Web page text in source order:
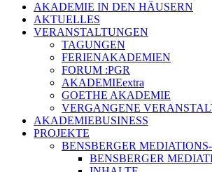
AKADEMIE IN DEN HÄUSERN
AKTUELLES
VERANSTALTUNGEN
TAGUNGEN
FERIENAKADEMIEN
FORUM :PGR
AKADEMIEextra
GOETHE AKADEMIE
VERGANGENE
AKADEMIEBUSINESS
PROJEKTE
BENSBERGER
BENSBERGER